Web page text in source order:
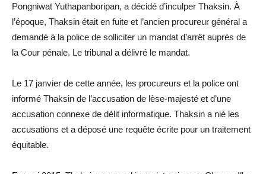
Pongniwat Yuthapanboripan, a décidé d’inculper Thaksin. À
l’époque, Thaksin était en fuite et l’ancien procureur général a
demandé à la police de solliciter un mandat d’arrêt auprès de
la Cour pénale. Le tribunal a délivré le mandat.
Le 17 janvier de cette année, les procureurs et la police ont
informé Thaksin de l’accusation de lèse-majesté et d’une
accusation connexe de délit informatique. Thaksin a nié les
accusations et a déposé une requête écrite pour un traitement
équitable.